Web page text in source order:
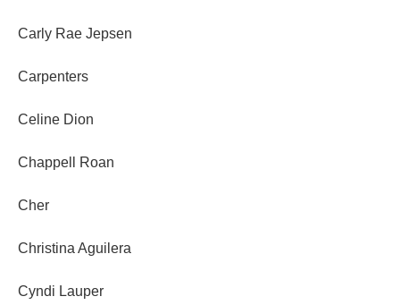
Carly Rae Jepsen
Carpenters
Celine Dion
Chappell Roan
Cher
Christina Aguilera
Cyndi Lauper